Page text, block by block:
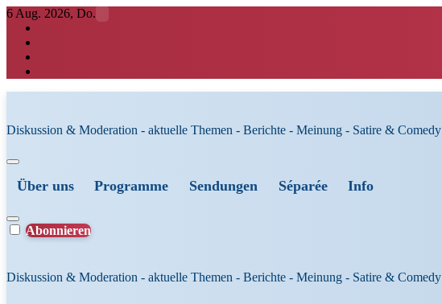
Zum
Inhalt
springen
6 Aug. 2026, Do.
Diskussion & Moderation - aktuelle Themen - Berichte - Meinung - Satire & Comedy
Über uns Programme Sendungen Séparée Info
Abonnieren
Diskussion & Moderation - aktuelle Themen - Berichte - Meinung - Satire & Comedy